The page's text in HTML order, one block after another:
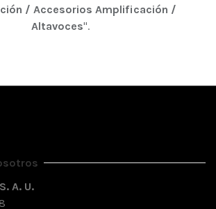
/ Accesorios Amplificación /
Altavoces".
A. U.